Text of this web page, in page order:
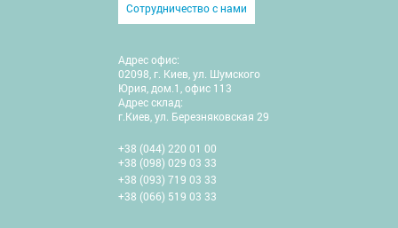
Сотрудничество с нами
Адрес офис:
02098, г. Киев, ул. Шумского
Юрия, дом.1, офис 113
Адрес склад:
г.Киев, ул. Березняковская 29
+38 (044) 220 01 00
+38 (098) 029 03 33
+38 (093) 719 03 33
+38 (066) 519 03 33